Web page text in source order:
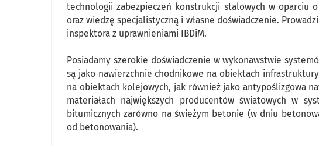
technologii zabezpieczeń konstrukcji stalowych w oparciu
oraz wiedzę specjalistyczną i własne doświadczenie.
inspektora z uprawnieniami IBDiM.
Posiadamy szerokie doświadczenie w wykonawstwie
są jako nawierzchnie chodnikowe na obiektach
na obiektach kolejowych, jak również jako antypoślizgowa
materiałach największych producentów światowych w
bitumicznych zarówno na świeżym betonie (w dniu
od betonowania).